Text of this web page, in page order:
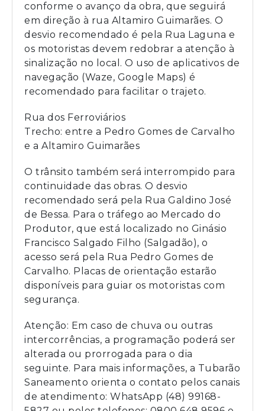
conforme o avanço da obra, que seguirá
em direção à rua Altamiro Guimarães. O
desvio recomendado é pela Rua Laguna e
os motoristas devem redobrar a atenção à
sinalização no local. O uso de aplicativos de
navegação (Waze, Google Maps) é
recomendado para facilitar o trajeto.
Rua dos Ferroviários
Trecho: entre a Pedro Gomes de Carvalho
e a Altamiro Guimarães
O trânsito também será interrompido para
continuidade das obras. O desvio
recomendado será pela Rua Galdino José
de Bessa. Para o tráfego ao Mercado do
Produtor, que está localizado no Ginásio
Francisco Salgado Filho (Salgadão), o
acesso será pela Rua Pedro Gomes de
Carvalho. Placas de orientação estarão
disponíveis para guiar os motoristas com
segurança.
Atenção: Em caso de chuva ou outras
intercorrências, a programação poderá ser
alterada ou prorrogada para o dia
seguinte. Para mais informações, a Tubarão
Saneamento orienta o contato pelos canais
de atendimento: WhatsApp (48) 99168-